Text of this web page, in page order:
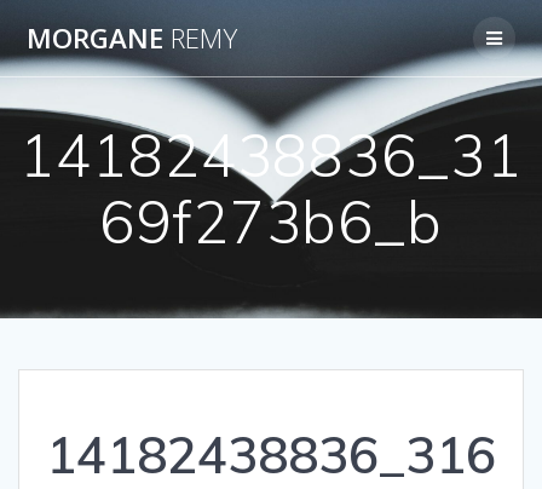
MORGANE REMY
14182438836_31
69f273b6_b
14182438836_316